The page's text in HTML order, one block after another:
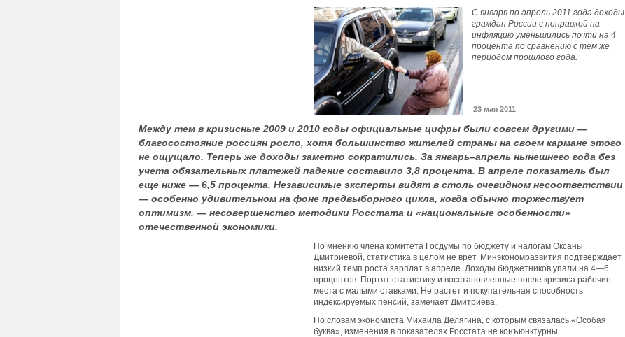
С января по апрель 2011 года доходы
граждан России с поправкой на
инфляцию уменьшились почти на 4
процента по сравнению с тем же
периодом прошлого года.
23 мая 2011
Между тем в кризисные 2009 и 2010 годы официальные цифры были совсем другими —
благосостояние россиян росло, хотя большинство жителей страны на своем кармане этого
не ощущало. Теперь же доходы заметно сократились. За январь–апрель нынешнего года без
учета обязательных платежей падение составило 3,8 процента. В апреле показатель был
еще ниже — 6,5 процента. Независимые эксперты видят в столь очевидном несоответствии
— особенно удивительном на фоне предвыборного цикла, когда обычно торжествует
оптимизм, — несовершенство методики Росстата и «национальные особенности»
отечественной экономики.
По мнению члена комитета Госдумы по бюджету и налогам Оксаны
Дмитриевой, статистика в целом не врет. Минэкономразвития подтверждает
низкий темп роста зарплат в апреле. Доходы бюджетников упали на 4—6
процентов. Портят статистику и восстановленные после кризиса рабочие
места с малыми ставками. Не растет и покупательная способность
индексируемых пенсий, замечает Дмитриева.
По словам экономиста Михаила Делягина, с которым связалась «Особая
буква», изменения в показателях Росстата не конъюнктурны.